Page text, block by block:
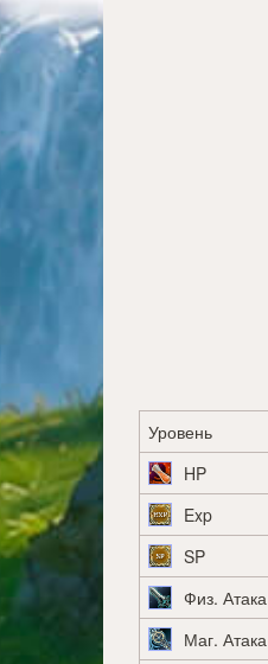
Уровень
HP
Exp
SP
Физ. Атака
Маг. Атака